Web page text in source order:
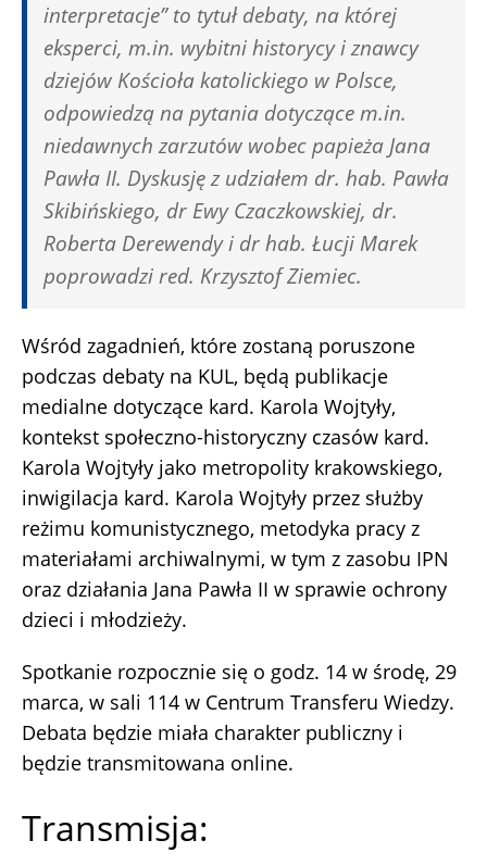
interpretacje” to tytuł debaty, na której
eksperci, m.in. wybitni historycy i znawcy
dziejów Kościoła katolickiego w Polsce,
odpowiedzą na pytania dotyczące m.in.
niedawnych zarzutów wobec papieża Jana
Pawła II. Dyskusję z udziałem dr. hab. Pawła
Skibińskiego, dr Ewy Czaczkowskiej, dr.
Roberta Derewendy i dr hab. Łucji Marek
poprowadzi red. Krzysztof Ziemiec.
Wśród zagadnień, które zostaną poruszone
podczas debaty na KUL, będą publikacje
medialne dotyczące kard. Karola Wojtyły,
kontekst społeczno-historyczny czasów kard.
Karola Wojtyły jako metropolity krakowskiego,
inwigilacja kard. Karola Wojtyły przez służby
reżimu komunistycznego, metodyka pracy z
materiałami archiwalnymi, w tym z zasobu IPN
oraz działania Jana Pawła II w sprawie ochrony
dzieci i młodzieży.
Spotkanie rozpocznie się o godz. 14 w środę, 29
marca, w sali 114 w Centrum Transferu Wiedzy.
Debata będzie miała charakter publiczny i
będzie transmitowana online.
Transmisja: